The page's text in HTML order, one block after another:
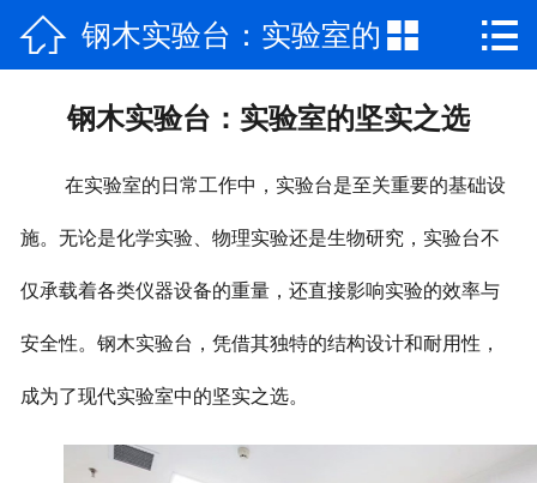
 网站首页
厂房场景
 钢木实验台：实验室的
坚实之选
 
钢木实验台：实验室的坚实之选
在实验室的日常工作中，实验台是至关重要的基础设
施。无论是化学实验、物理实验还是生物研究，实验台不
仅承载着各类仪器设备的重量，还直接影响实验的效率与
安全性。钢木实验台，凭借其独特的结构设计和耐用性，
成为了现代实验室中的坚实之选。